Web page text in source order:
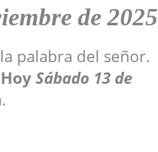
de 2025
palabra del señor.
Sábado 13 de